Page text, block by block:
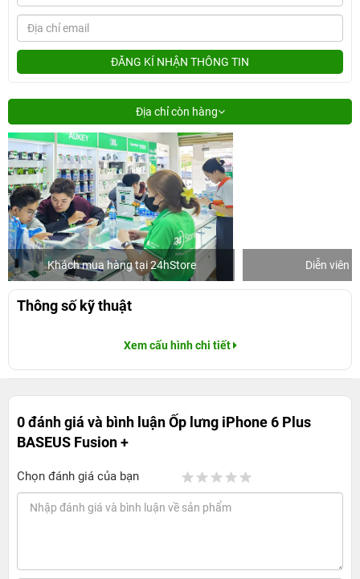
ĐĂNG KÍ NHẬN THÔNG TIN
Địa chỉ còn hàng
Khách mua hàng tại 24hStore Diễn viên
Thông số kỹ thuật
Xem cấu hình chi tiết
0 đánh giá và bình luậnỐp lưng iPhone 6 Plus
BASEUS Fusion +
Chọn đánh giá của bạn